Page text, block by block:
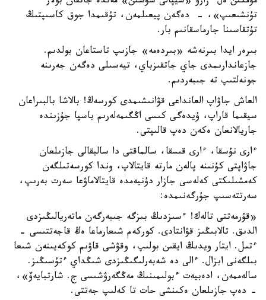
تۇنشىعىپ»، - دەگەن پيعىلمەن، تۇقىمدا جوق كاسىپتىڭ
تۇتقاسىنا جارماسقانىم بار.
بىرەر ايدا بىرنەشە «بىردەمە» جازىپ تاستاعان بولدىم.
جازعاندارىمدى جاي جاتقىزباي، تيەسىلى دەگەن جەرىنە
جونەلتىپ تە جىبەردىم.
العاش جاۋاپ العانداعى قۋانىشىمدى كورسەڭ! بالاشا بالبىراعان
سيقىما قاراپ، ۇيدەگى كىسى اڭگىمەلەرىم باسپا جۇزىندە
جاريالانعان ەكەن دەپ قالىپتى.
ءارى نۇسقا، ءارى قىسقا، سالماقتى دا ساليقالى جازىلعان
جاۋاپتى كۇنىنە پالەن مارتە قايتالاپ، وندا كورسەتىلگەن
كەمشىلىكتى كەلەسى جازار دۇنيەمدە قايتالاماۋعا سەرت بەرىپ،
سەرتتەسىپ جۇرگەنىمدە:
«قۇرمەتتى تالەك! ءسىزدىڭ بىزگە جىبەرگەن ماتەريالىڭىزدى
الدىق. تالابىڭىز قۋانتادى. كوركەم شىعارماعا ەڭ قاجەتتىسى -
ءتىل. ايتار ويدىڭ ايقىن بولىپ، وقۋشى قاۋىم كوكەيىنەن شىعا
بىلگەنى ابزال. ءالى دە شەبەرلىگىڭىزدى شىڭداي ءتۇسىڭىز.
سالەممەن، ادەبيەت ءبولىمىنىڭ مەڭگەرۋشىسى ج. شارتبايەۆ»،
- دەپ جازىلعان ەكىنشى حات تا كەلىپ جەتتى.